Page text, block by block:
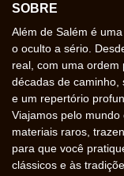
SOBRE
Além de Salém é
o oculto a sério.
real, com uma ordem
décadas de
e um repertório
Viajamos pelo
materiais raros,
para que você
clássicos e às